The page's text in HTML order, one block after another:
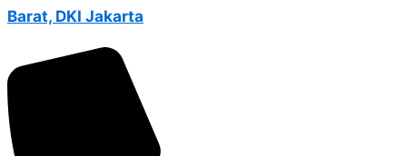
Barat, DKI Jakarta